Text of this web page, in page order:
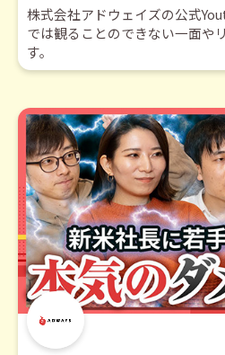
株式会社アドウェイズの公式
では観ることのできない一面や
す。